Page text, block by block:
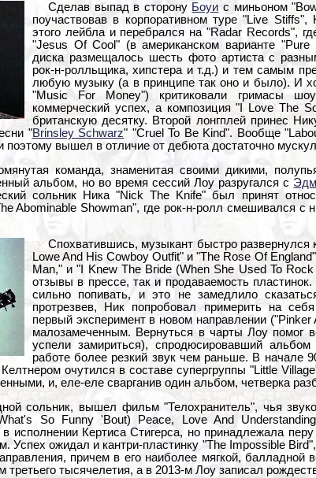
Сделав выпад в сторону Боуи с миньоном
поучаствовав в корпоративном туре "Live Stiffs",
этого лейбла и перебрался на "Radar Records",
"Jesus Of Cool" (в американском варианте
диска размещалось шесть фото артиста с
рок-н-ролльщика, хипстера и т.д.) и тем самым
любую музыку (а в принципе так оно и было). И
"Music For Money") критиковали гримасы
коммерческий успех, а композиция "I Love The
британскую десятку. Второй лонгплей принес
"Brinsley Schwarz" "Cruel To Be Kind". Вообще
поэтому вышел в отличие от дебюта достаточно
команда, знаменитая своими дикими,
альбом, но во время сессий Лоу разругался с
сольник Ника "Nick The Knife" был принят
Abominable Showman", где рок-н-ролл смешивался
Спохватившись, музыкант быстро развернулся
Lowe And His Cowboy Outfit" и "The Rose Of
Man," и "I Knew The Bride (When She Used To
отзывы в прессе, так и продаваемость
сильно попивать, и это не замедлило
протрезвев, Ник попробовал примерить на
первый эксперимент в новом направлении
малозамеченным. Вернуться в чарты Лоу помог
успели замириться), спродюсировавший
работе более резкий звук чем раньше. В начале
очутился в составе супергруппы "Little
и, еле-еле сварганив один альбом, четверка
сольник, вышел фильм "Телохранитель", чья
So Funny 'Bout) Peace, Love And
в исполнении Кертиса Стигерса, но принадлежала
Успех ожидал и кантри-пластинку "The Impossible
причем в его наиболее мягкой, балладной
третьего тысячелетия, а в 2013-м Лоу записал